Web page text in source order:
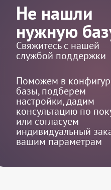
Не нашли
нужную
Свяжитесь с нашей
службой поддержки
Поможем в
базы, подберем
настройки, дадим
консультацию по
или согласуем
индивидуальный
вашим параметрам